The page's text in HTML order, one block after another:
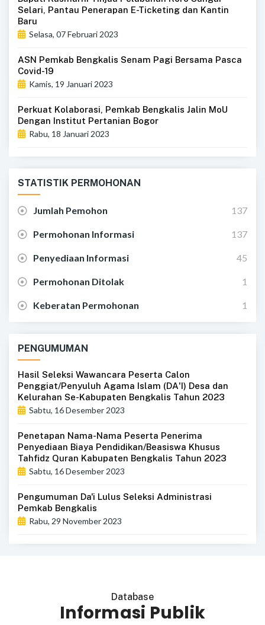
Selari, Pantau Penerapan E-Ticketing dan Kantin
Baru
Selasa, 07 Februari 2023
ASN Pemkab Bengkalis Senam Pagi Bersama Pasca
Covid-19
Kamis, 19 Januari 2023
Perkuat Kolaborasi, Pemkab Bengkalis Jalin MoU
Dengan Institut Pertanian Bogor
Rabu, 18 Januari 2023
STATISTIK PERMOHONAN
Jumlah Pemohon 137
Permohonan Informasi 137
Penyediaan Informasi 45
Permohonan Ditolak 1
Keberatan Permohonan 1
PENGUMUMAN
Hasil Seleksi Wawancara Peserta Calon
Penggiat/Penyuluh Agama Islam (DA'I) Desa dan
Kelurahan Se-Kabupaten Bengkalis Tahun 2023
Sabtu, 16 Desember 2023
Penetapan Nama-Nama Peserta Penerima
Penyediaan Biaya Pendidikan/Beasiswa Khusus
Tahfidz Quran Kabupaten Bengkalis Tahun 2023
Sabtu, 16 Desember 2023
Pengumuman Da'i Lulus Seleksi Administrasi
Pemkab Bengkalis
Rabu, 29 November 2023
Database
Informasi Publik